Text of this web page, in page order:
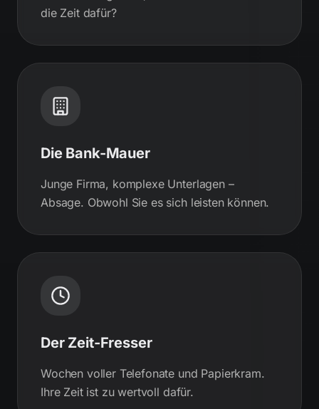
die Zeit dafür?
Die Bank-Mauer
Junge Firma, komplexe Unterlagen –
Absage. Obwohl Sie es sich leisten können.
Der Zeit-Fresser
Wochen voller Telefonate und Papierkram.
Ihre Zeit ist zu wertvoll dafür.